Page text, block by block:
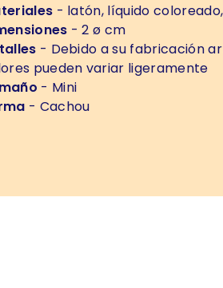
- latón, líquido
- 2 ø cm
- Debido a su fabricación
pueden variar ligeramente
- Mini
- Cachou